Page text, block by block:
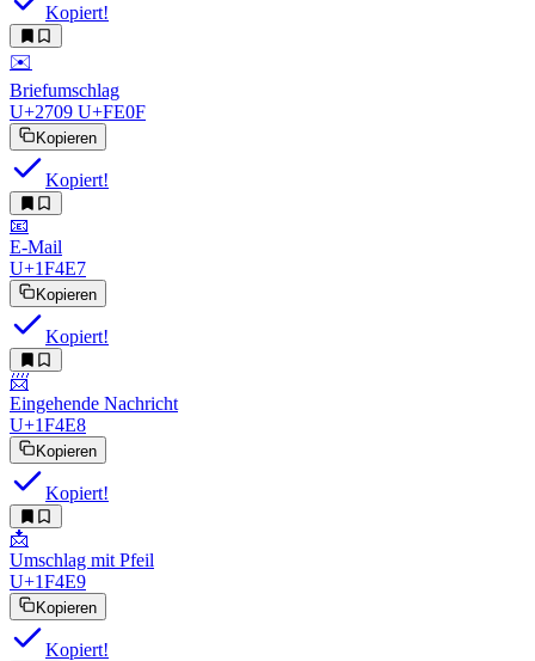
Kopiert!
✉️
Briefumschlag
U+2709 U+FE0F
Kopieren
Kopiert!
📧
E-Mail
U+1F4E7
Kopieren
Kopiert!
📨
Eingehende Nachricht
U+1F4E8
Kopieren
Kopiert!
📩
Umschlag mit Pfeil
U+1F4E9
Kopieren
Kopiert!